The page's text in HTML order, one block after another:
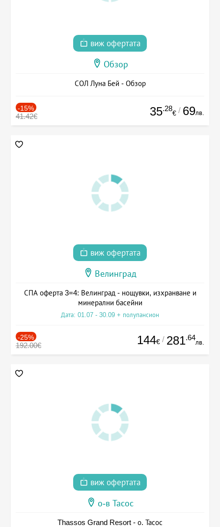
виж офертата
Обзор
СОЛ Луна Бей - Обзор
-15%
41.42€ 35.28
€ / 69лв.
виж офертата
Велинград
СПА оферта 3=4: Велинград - нощувки, изхранване и
минерални басейни
Дата: 01.07 - 30.09 + полупансион
-25%
192.00€ 144€ / 281.64
лв.
виж офертата
о-в Тасос
Thassos Grand Resort - о. Тасос